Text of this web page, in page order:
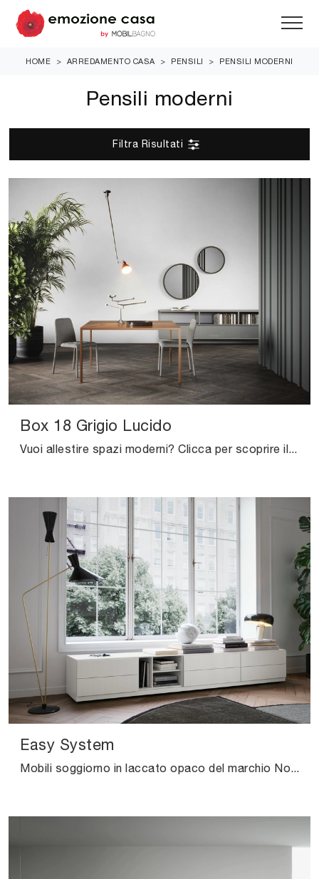
HOME > ARREDAMENTO CASA > PENSILI > PENSILI MODERNI
Pensili moderni
Filtra Risultati
Box 18 Grigio Lucido
Vuoi allestire spazi moderni? Clicca per scoprire il mobile soggiorno Box 18 Grigio Lucido in laccato lucido della marca Novamobili!
Easy System
Mobili soggiorno in laccato opaco del marchio Novamobili: clicca e scopri il modello Easy System tra le più belle soluzioni per il soggiorno.